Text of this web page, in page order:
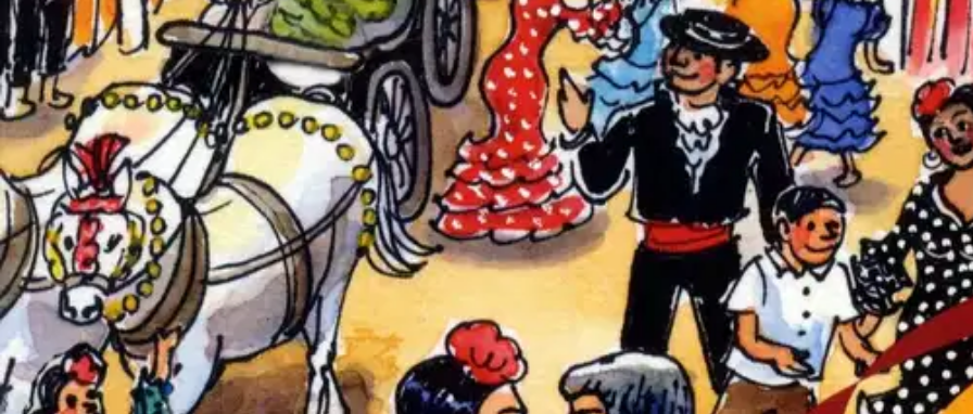
Ilmainen toimitus yli 100 €:n tilauksille Postin pakettiautomaattiin tai
Etu ei koske Suuri‑lisäpalvelulla toimitettavia tuotteita.
Tarkista myymäläsaatavuus
Ei saatavilla
Tuotekuvaus